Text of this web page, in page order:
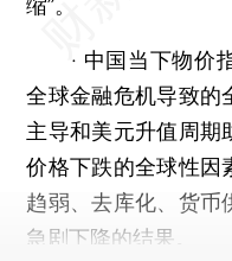
缩”。
· 中国当下物价指
全球金融危机导致的
主导和美元升值周期
价格下跌的全球性因
趋弱、去库化、货币
急剧下降的结果。